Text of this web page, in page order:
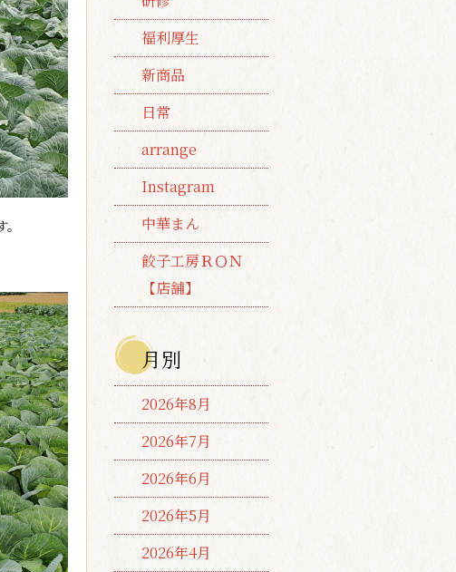
福利厚生
新商品
日常
arrange
Instagram
中華まん
餃子工房ＲＯＮ
【店舗】
月別
2026年8月
2026年7月
2026年6月
2026年5月
2026年4月